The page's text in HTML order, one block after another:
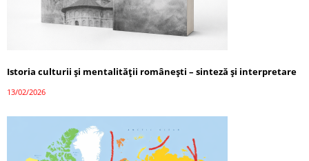
Istoria culturii și mentalității românești – sinteză și interpretare
13/02/2026